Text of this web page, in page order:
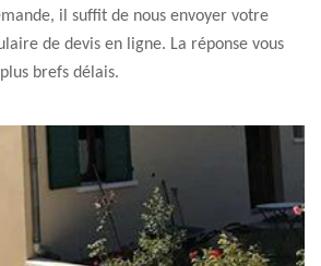
il suffit de nous envoyer votre
de devis en ligne. La réponse vous
brefs délais.